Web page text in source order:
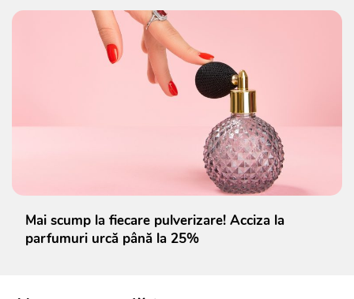
Mai scump la fiecare pulverizare! Acciza la
parfumuri urcă până la 25%